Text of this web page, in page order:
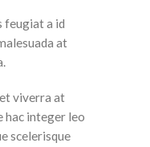
feugiat a id
at
viverra at
hac integer leo
scelerisque